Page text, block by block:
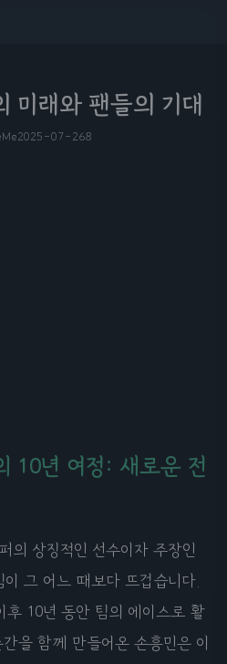
미래와 팬들의 기대
2025-07-268
10년 여정: 새로운 전
의 상징적인 선수이자 주장인
그 어느 때보다 뜨겁습니다.
후 10년 동안 팀의 에이스로 활
을 함께 만들어온 손흥민은 이